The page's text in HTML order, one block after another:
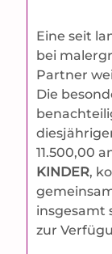
Eine seit
bei
Partner
Die
11.500,00
KINDER,
insgesamt
zur